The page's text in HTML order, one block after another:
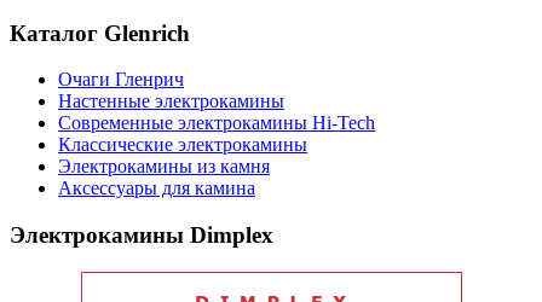
Каталог Glenrich
Очаги Гленрич
Настенные электрокамины
Современные электрокамины Hi-Tech
Классические электрокамины
Электрокамины из камня
Аксессуары для камина
Электрокамины Dimplex